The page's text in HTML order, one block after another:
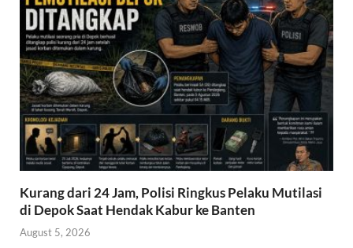
k
p
Kurang dari 24 Jam, Polisi Ringkus Pelaku Mutilasi
di Depok Saat Hendak Kabur ke Banten
August 5, 2026